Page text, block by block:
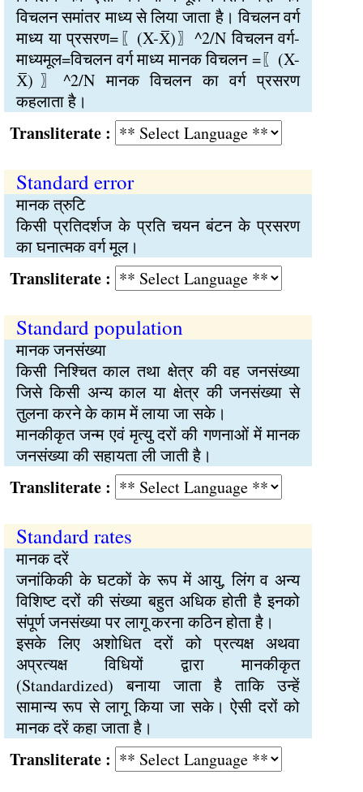
विचलन समांतर माध्य से लिया जाता है। विचलन वर्ग
माध्य या प्रसरण=〖(X-X̅)〗^2/N विचलन वर्ग-
माध्यमूल=विचलन वर्ग माध्य मानक विचलन =〖(X-
X̅)〗^2/N मानक विचलन का वर्ग प्रसरण
कहलाता है।
:
Standard error
मानक त्रुटि
किसी प्रतिदर्शज के प्रति चयन बंटन के प्रसरण
का घनात्मक वर्ग मूल।
:
Standard population
मानक जनसंख्या
किसी निश्चित काल तथा क्षेत्र की वह जनसंख्या
जिसे किसी अन्य काल या क्षेत्र की जनसंख्या से
तुलना करने के काम में लाया जा सके।
मानकीकृत जन्म एवं मृत्यु दरों की गणनाओं में मानक
जनसंख्या की सहायता ली जाती है।
:
Standard rates
मानक दरें
जनांकिकी के घटकों के रूप में आयु, लिंग व अन्य
विशिष्ट दरों की संख्या बहुत अधिक होती है इनको
संपूर्ण जनसंख्या पर लागू करना कठिन होता है।
इसके लिए अशोधित दरों को प्रत्यक्ष अथवा
अप्रत्यक्ष विधियों द्वारा मानकीकृत
(Standardized) बनाया जाता है ताकि उन्हें
सामान्य रूप से लागू किया जा सके। ऐसी दरों को
मानक दरें कहा जाता है।
: